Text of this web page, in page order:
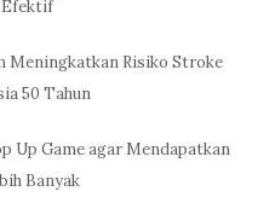
Meningkatkan Risiko Stroke
50 Tahun
Up Game agar Mendapatkan
Banyak